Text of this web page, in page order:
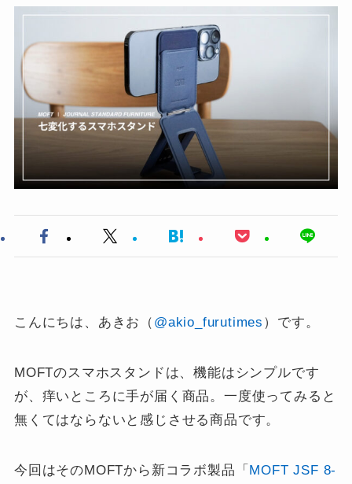
こんにちは、あきお（ @akio_furutimes ）です。
MOFTのスマホスタンドは、機能はシンプルです
が、痒いところに手が届く商品。一度使ってみると
無くてはならないと感じさせる商品です。
今回はそのMOFTから新コラボ製品「 MOFT JSF 8-